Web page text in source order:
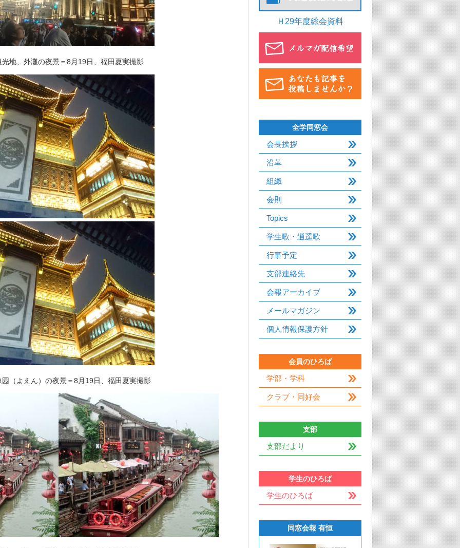
光地、外灘の夜景＝8月19日、福田夏実撮影
园（よえん）の夜景＝8月19日、福田夏実撮影
Ｈ29年度総会資料
全学同窓会
会長挨拶
沿革
組織
会則
Topics
学生歌・逍遥歌
行事予定
支部連絡先
会報アーカイブ
メールマガジン
個人情報保護方針
会員のひろば
学部・学科
クラブ・同好会
支部
支部だより
学生のひろば
学生のひろば
同窓会報 有恒